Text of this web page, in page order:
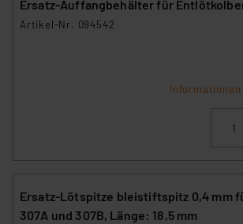
Ersatz-Auffangbehälter für
Artikel-Nr. 094542
Informationen
Ersatz-Lötspitze bleistiftspitz 0,4 mm
307A und 307B, Länge: 18,5 mm